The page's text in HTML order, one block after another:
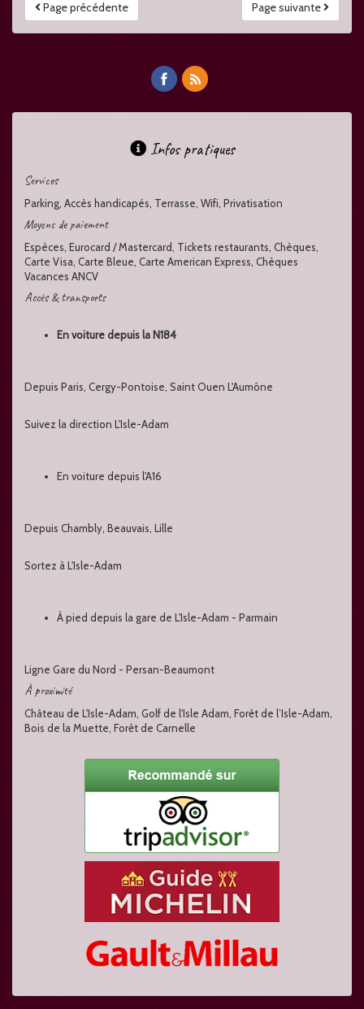
Page suivante
Page précédente
Infos pratiques
Services
Parking, Accès handicapés, Terrasse, Wifi, Privatisation
Moyens de paiement
Espèces, Eurocard / Mastercard, Tickets restaurants, Chèques,
Carte Visa, Carte Bleue, Carte American Express, Chèques
Vacances ANCV
Accès & transports
En voiture depuis la N184
Depuis Paris, Cergy-Pontoise, Saint Ouen L'Aumône
Suivez la direction L'Isle-Adam
En voiture depuis l'A16
Depuis Chambly, Beauvais, Lille
Sortez à L'Isle-Adam
À pied depuis la gare de L'Isle-Adam - Parmain
Ligne Gare du Nord - Persan-Beaumont
À proximité
Château de L'Isle-Adam, Golf de l'Isle Adam, Forêt de l’Isle-Adam,
Bois de la Muette, Forêt de Carnelle